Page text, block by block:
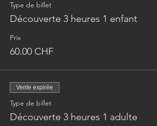
Type de billet
Découverte 3 heures 1 enfant
Prix
60.00 CHF
Vente expirée
Type de billet
Découverte 3 heures 1 adulte